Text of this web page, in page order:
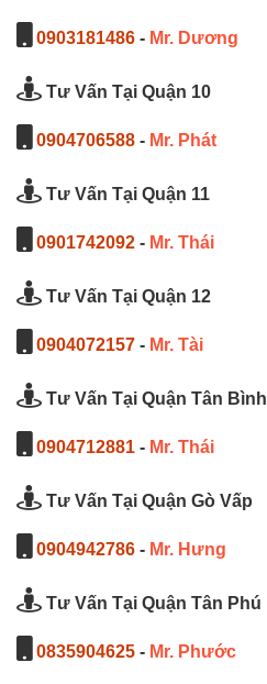
0903181486 - Mr. Dương
Tư Vấn Tại Quận 10
0904706588 - Mr. Phát
Tư Vấn Tại Quận 11
0901742092 - Mr. Thái
Tư Vấn Tại Quận 12
0904072157 - Mr. Tài
Tư Vấn Tại Quận Tân Bình
0904712881 - Mr. Thái
Tư Vấn Tại Quận Gò Vấp
0904942786 - Mr. Hưng
Tư Vấn Tại Quận Tân Phú
0835904625 - Mr. Phước